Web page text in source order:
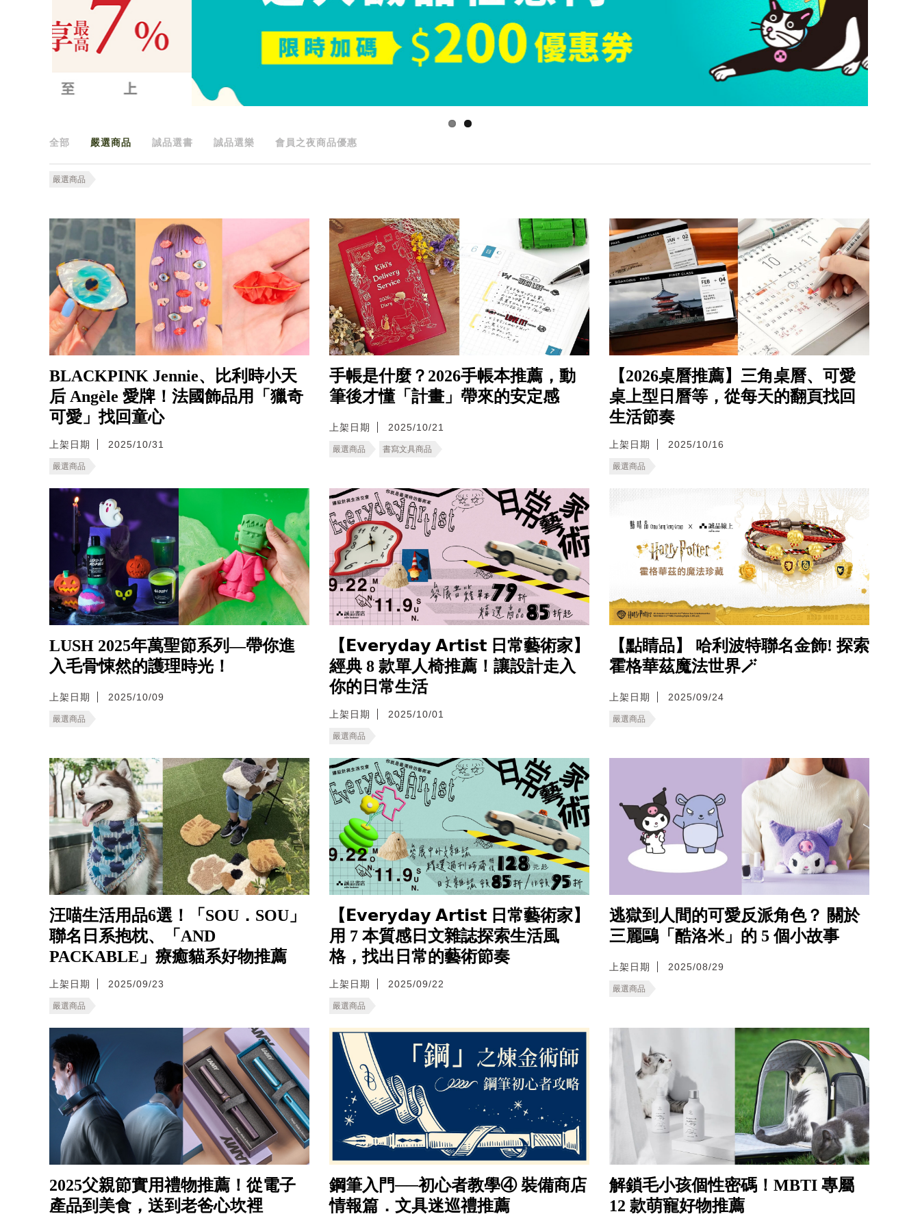
全部 嚴選商品 誠品選書 誠品選樂 會員之夜商品優惠
嚴選商品
BLACKPINK Jennie、比利時小天
后 Angèle 愛牌！法國飾品用「獵奇
可愛」找回童心
上架日期 2025/10/31
嚴選商品
手帳是什麼？2026手帳本推薦，動
筆後才懂「計畫」帶來的安定感
上架日期 2025/10/21
嚴選商品 書寫文具商品
【2026桌曆推薦】三角桌曆、可愛
桌上型日曆等，從每天的翻頁找回
生活節奏
上架日期 2025/10/16
嚴選商品
LUSH 2025年萬聖節系列—帶你進
入毛骨悚然的護理時光！
上架日期 2025/10/09
嚴選商品
【𝗘𝘃𝗲𝗿𝘆𝗱𝗮𝘆 𝗔𝗿𝘁𝗶𝘀𝘁 日常藝術家】
經典 8 款單人椅推薦！讓設計走入
你的日常生活
上架日期 2025/10/01
嚴選商品
【點睛品】 哈利波特聯名金飾! 探索
霍格華茲魔法世界🪄
上架日期 2025/09/24
嚴選商品
汪喵生活用品6選！「SOU．SOU」
聯名日系抱枕、「AND
PACKABLE」療癒貓系好物推薦
上架日期 2025/09/23
嚴選商品
【𝗘𝘃𝗲𝗿𝘆𝗱𝗮𝘆 𝗔𝗿𝘁𝗶𝘀𝘁 日常藝術家】
用 7 本質感日文雜誌探索生活風
格，找出日常的藝術節奏
上架日期 2025/09/22
嚴選商品
逃獄到人間的可愛反派角色？ 關於
三麗鷗「酷洛米」的 5 個小故事
上架日期 2025/08/29
嚴選商品
2025父親節實用禮物推薦！從電子
產品到美食，送到老爸心坎裡
鋼筆入門──初心者教學④ 裝備商店
情報篇．文具迷巡禮推薦
解鎖毛小孩個性密碼！MBTI 專屬
12 款萌寵好物推薦